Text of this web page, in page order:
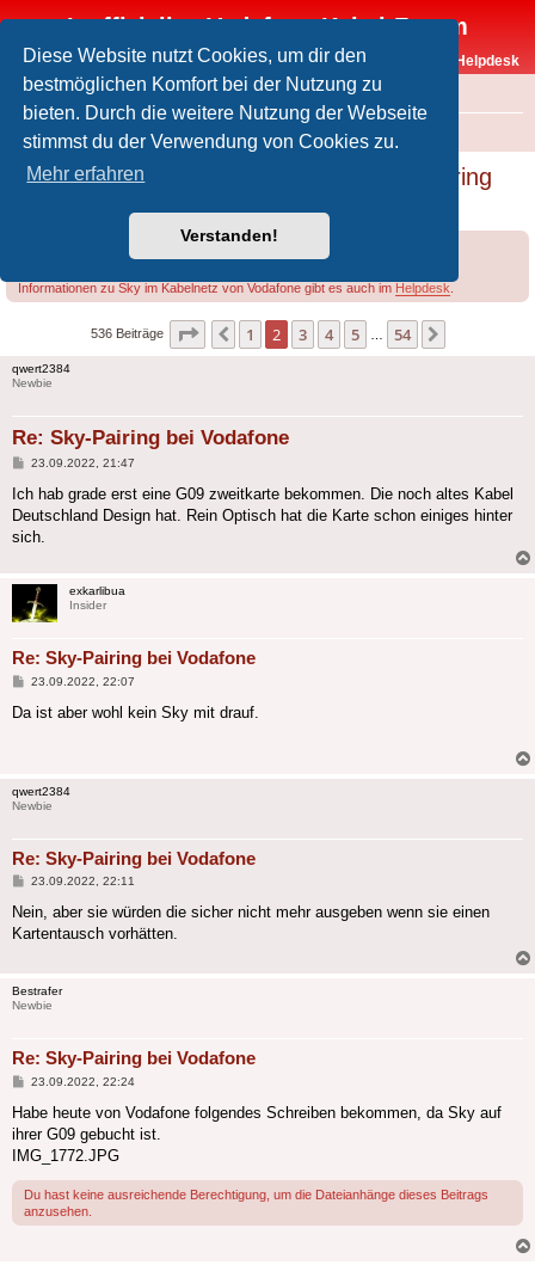
Diese Website nutzt Cookies, um dir den
bestmöglichen Komfort bei der Nutzung zu
bieten. Durch die weitere Nutzung der Webseite
stimmst du der Verwendung von Cookies zu.
Mehr erfahren
Verstanden!
Inoffizielles Vodafone-Kabel-Forum
Vodafone-Kabel-Helpdesk
FAQ
Foren-Übersicht Offtopic
Smartcard- und Receiver-Tausch (Sky-Pairing
Informationen zu Sky im Kabelnetz von Vodafone gibt es auch im Helpdesk
536 Beiträge Seite von
Vorherige
1 2 3 4 5 54
qwert2384
Newbie
Re: Sky-Pairing bei Vodafone
Beitrag
23.09.2022, 21:47
Ich hab grade erst eine G09 zweitkarte bekommen. Die noch altes Kabel
Deutschland Design hat. Rein Optisch hat die Karte schon einiges hinter
sich.
exkarlibua
Insider
Re: Sky-Pairing bei Vodafone
Beitrag
23.09.2022, 22:07
Da ist aber wohl kein Sky mit drauf.
qwert2384
Newbie
Re: Sky-Pairing bei Vodafone
Beitrag
23.09.2022, 22:11
Nein, aber sie würden die sicher nicht mehr ausgeben wenn sie einen
Kartentausch vorhätten.
Bestrafer
Newbie
Re: Sky-Pairing bei Vodafone
Beitrag
23.09.2022, 22:24
Habe heute von Vodafone folgendes Schreiben bekommen, da Sky auf
ihrer G09 gebucht ist.
IMG_1772.JPG
Du hast keine ausreichende Berechtigung, um die Dateianhänge dieses Beitrags
anzusehen.